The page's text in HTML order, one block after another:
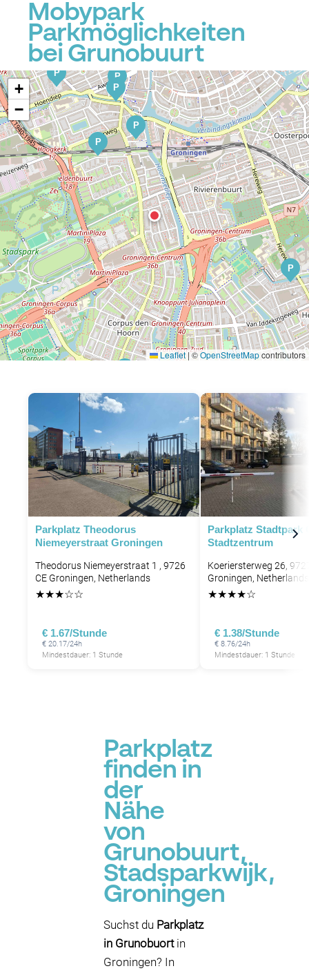
Mobypark
Parkmöglichkeiten
bei Grunobuurt
P
P
P
P
P
P
+
−
Leaflet |©OpenStreetMapcontributors
Parkplatz Theodorus
Niemeyerstraat Groningen
Theodorus Niemeyerstraat 1 , 9726
CE Groningen, Netherlands
★★★☆☆
€ 1.67/Stunde
€ 20.17/24h
Mindestdauer: 1 Stunde
Parkplatz Stadtpark
Stadtzentrum
Koeriersterweg 26,
Groningen, Netherlands
★★★★☆
€ 1.38/Stunde
€ 8.76/24h
Mindestdauer: 1 Stunde
Parkplatz
finden in
der
Nähe
von
Grunobuurt,
Stadsparkwijk,
Groningen
Suchst du Parkplatz
in Grunobuortin
Groningen? In